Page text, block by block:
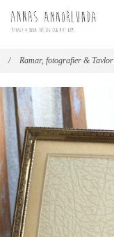
/ Ramar, fotografier & Tavlor